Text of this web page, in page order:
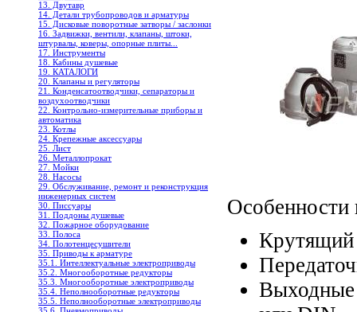
13. Двутавр
14. Детали трубопроводов и арматуры
15. Дисковые поворотные затворы / заслонки
16. Задвижки, вентили, клапаны, штоки,
штурвалы, коверы, опорные плиты...
17. Инструменты
18. Кабины душевые
19. КАТАЛОГИ
20. Клапаны и регуляторы
21. Конденсатоотводчики, сепараторы и
воздухоотводчики
22. Контрольно-измерительные приборы и
автоматика
23. Котлы
24. Крепежные аксессуары
25. Лист
26. Металлопрокат
27. Мойки
28. Насосы
29. Обслуживание, ремонт и реконструкция
инженерных систем
30. Писсуары
31. Поддоны душевые
32. Пожарное оборудование
33. Полоса
34. Полотенцесушители
35. Приводы к арматуре
35.1. Интеллектуальные электроприводы
35.2. Многооборотные редукторы
35.3. Многооборотные электроприводы
35.4. Неполнооборотные редукторы
35.5. Неполнооборотные электроприводы
Особенности
Выходные